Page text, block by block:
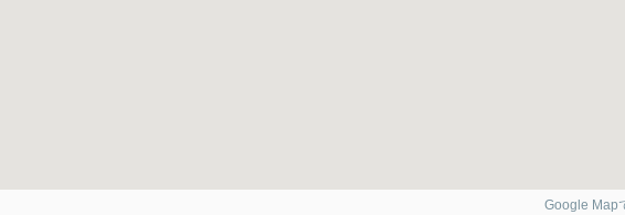
Google Map